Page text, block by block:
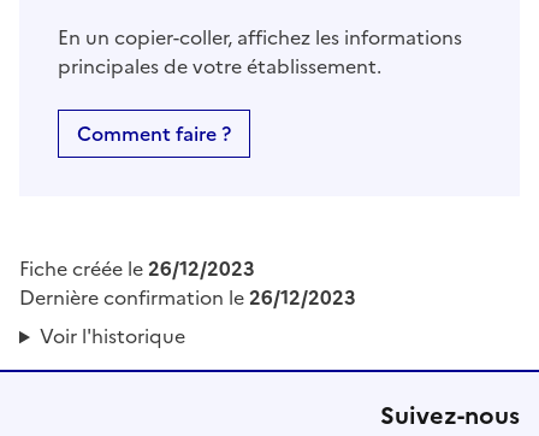
En un copier-coller, affichez les informations
principales de votre établissement.
Comment faire ?
Fiche créée le26/12/2023
Dernière confirmation le26/12/2023
Voir l'historique
Suivez-nous